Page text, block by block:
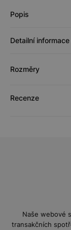
Popis
Detailní
Rozměry
Recenze
Naše webové
transakčních